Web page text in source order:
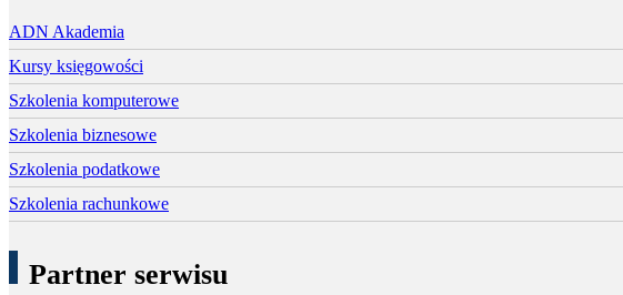
ADN Akademia
Kursy księgowości
Szkolenia komputerowe
Szkolenia biznesowe
Szkolenia podatkowe
Szkolenia rachunkowe
Partner serwisu